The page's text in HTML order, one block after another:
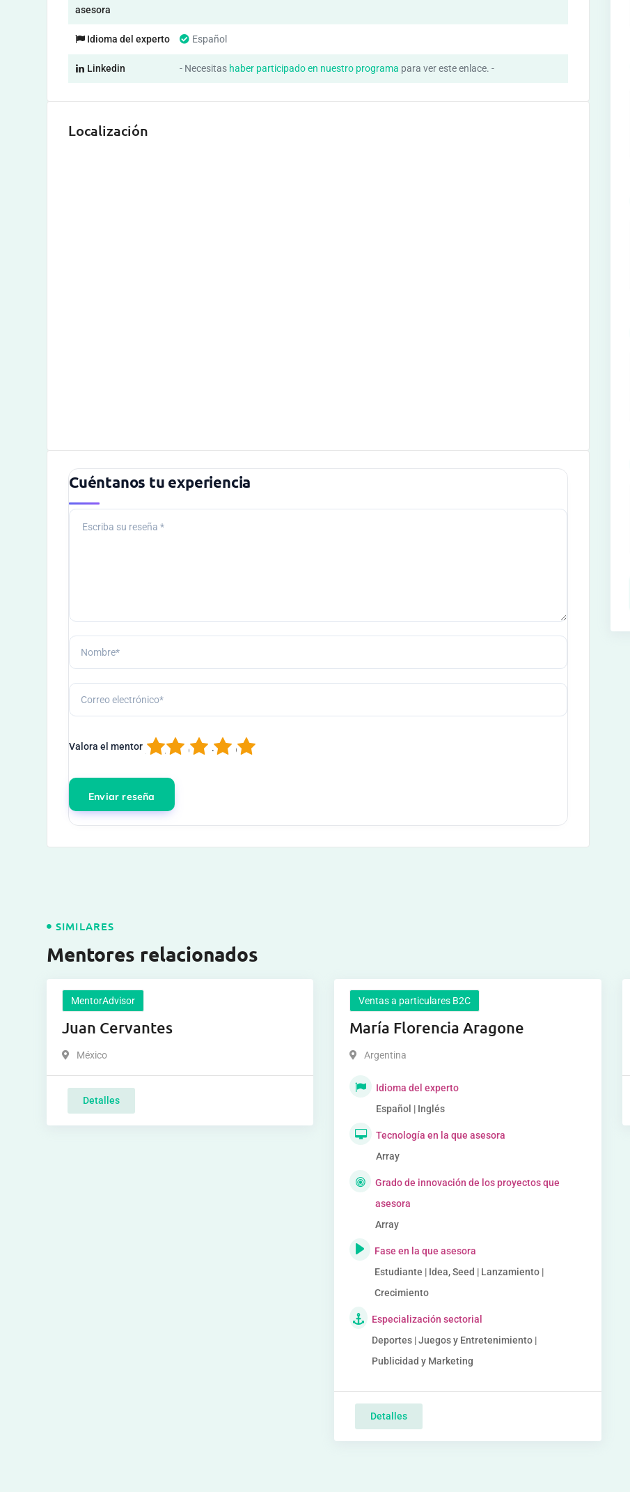
asesora
Idioma del experto Español
Linkedin - Necesitas haber participado en nuestro programa para ver este enlace. -
Localización
Cuéntanos tu experiencia
Valora el mentor 5
4
3
2
1
SIMILARES
Mentores relacionados
MentorAdvisor
Juan Cervantes
México
Detalles
Ventas a particulares B2C
María Florencia Aragone
Argentina
Idioma del experto
Español | Inglés
Tecnología en la que asesora
Array
Grado de innovación de los proyectos que
asesora
Array
Fase en la que asesora
Estudiante | Idea, Seed | Lanzamiento |
Crecimiento
Especialización sectorial
Deportes | Juegos y Entretenimiento |
Publicidad y Marketing
Detalles